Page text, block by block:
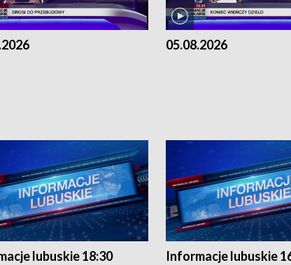
05.08.2026
lubuskie 18:30 Informacje lubuskie